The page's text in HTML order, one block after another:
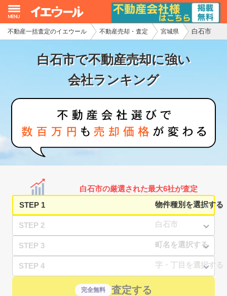
不動産一括査定のイエウール 不動産売却・査定 宮城県 白石市
白石市で不動産売却に強い
会社ランキング
白石市の厳選された最大6社が査定
STEP 1
STEP 2
STEP 3
STEP 4
完全無料 査定する
イエウール加盟希望の不動産会社様
初めての方へ
不動産の売却・一括査定
家査定シミュレーター
お問い合わせ